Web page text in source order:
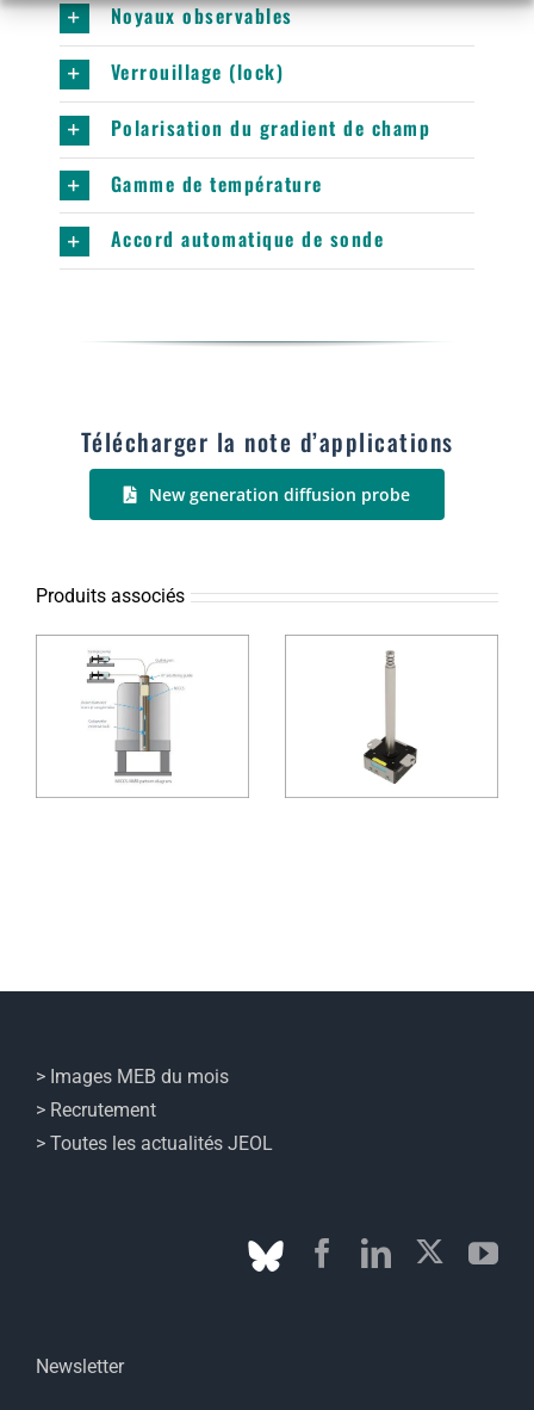
Noyaux observables
Verrouillage (lock)
Polarisation du gradient de champ
Gamme de température
Accord automatique de sonde
Télécharger la note d’applications
New generation diffusion probe
Produits associés
gradient de
champ
magnétique
élevé –
diffusion GR5
Recycleur de
cryogéniques
CR80
> Images MEB du mois
> Recrutement
> Toutes les actualités JEOL
Newsletter